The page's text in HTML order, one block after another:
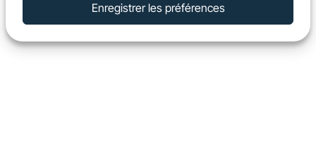
Enregistrer les préférences